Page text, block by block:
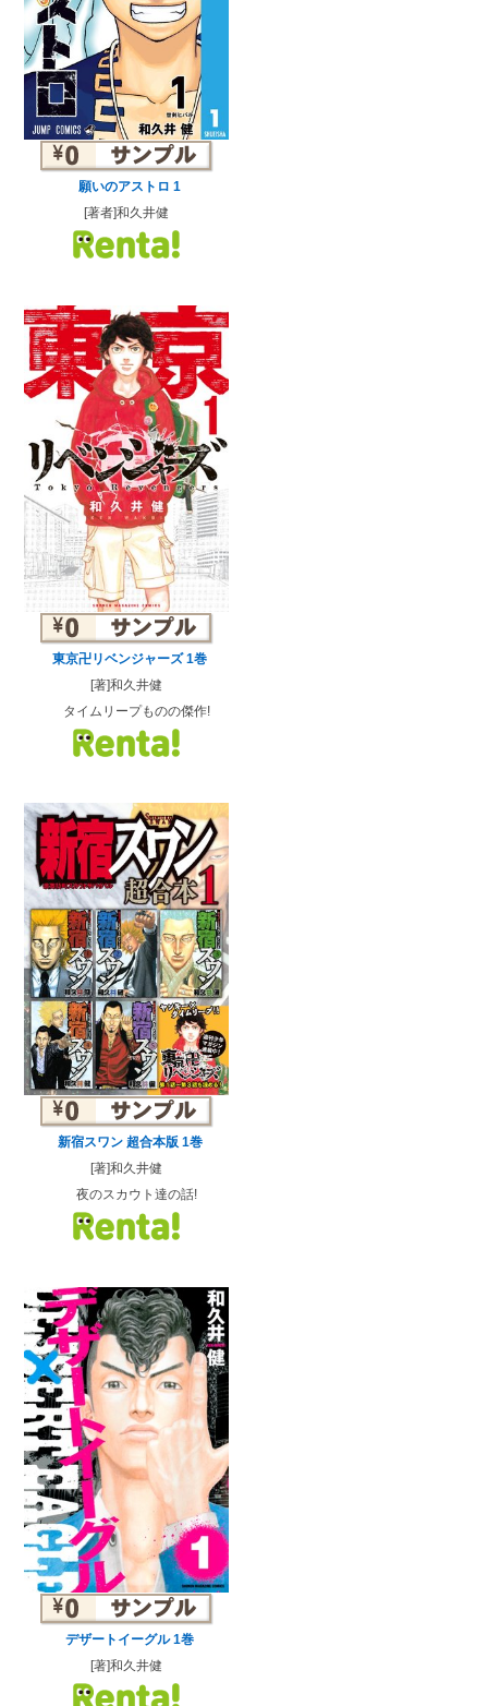
願いのアストロ 1
[著者]和久井健
東京卍リベンジャーズ 1巻
[著]和久井健
タイムリープものの傑作!
新宿スワン 超合本版 1巻
[著]和久井健
夜のスカウト達の話!
デザートイーグル 1巻
[著]和久井健